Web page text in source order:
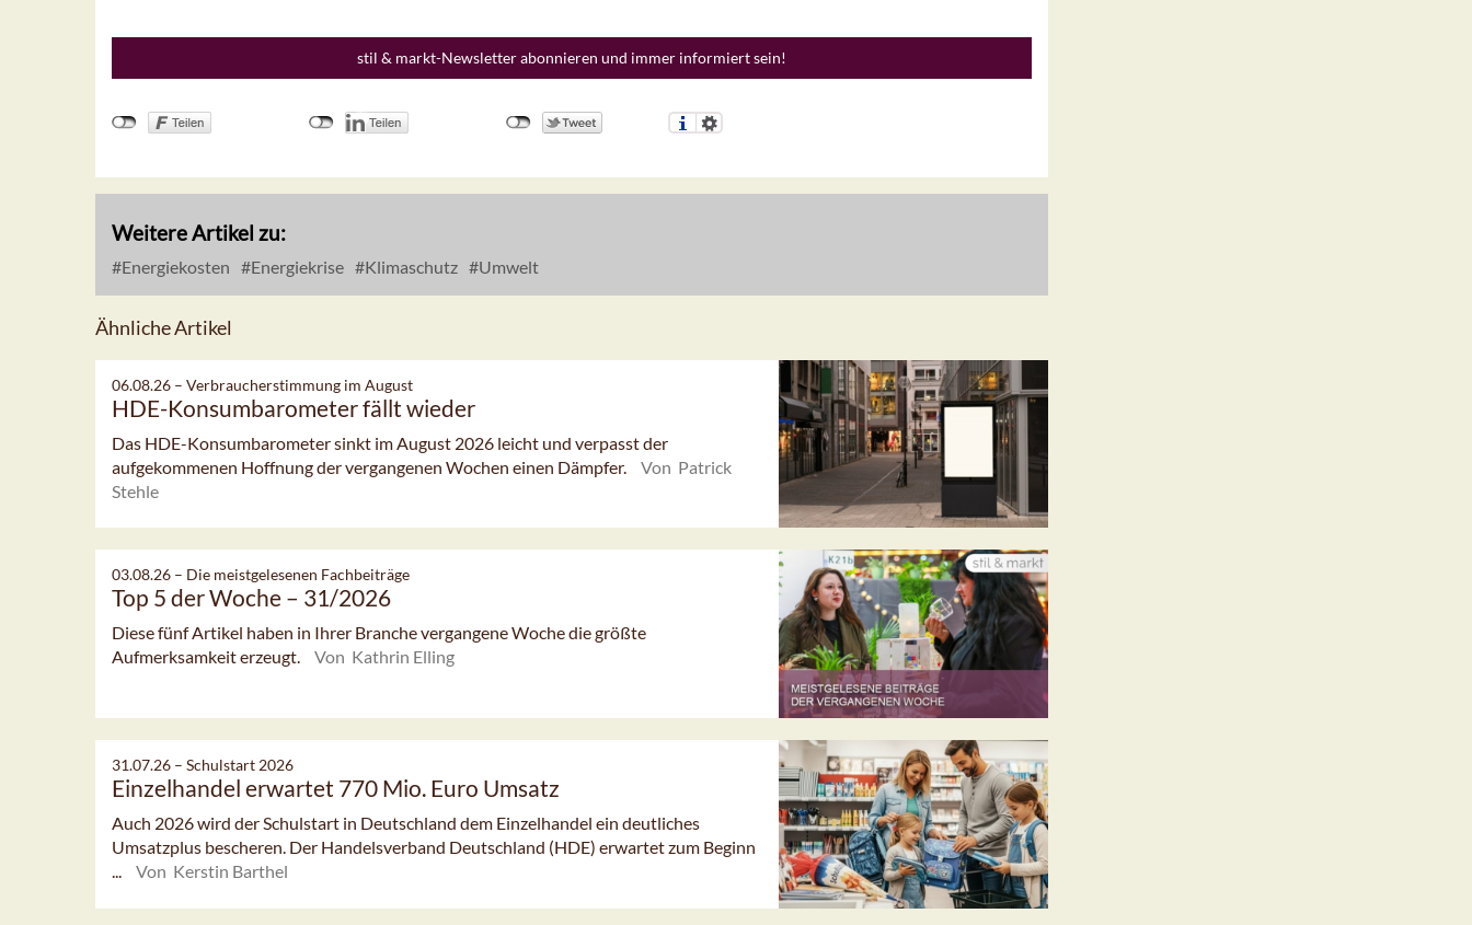
stil & markt-Newsletter abonnieren und immer informiert sein!
Weitere Artikel zu:
Energiekosten Energiekrise Klimaschutz Umwelt
Ähnliche Artikel
06.08.26 – Verbraucherstimmung im August
HDE-Konsumbarometer fällt wieder
Das HDE-Konsumbarometer sinkt im August 2026 leicht und verpasst der
aufgekommenen Hoffnung der vergangenen Wochen einen Dämpfer.
Von Patrick
Stehle
03.08.26 – Die meistgelesenen Fachbeiträge
Top 5 der Woche – 31/2026
Diese fünf Artikel haben in Ihrer Branche vergangene Woche die größte
Aufmerksamkeit erzeugt.
Von Kathrin Elling
31.07.26 – Schulstart 2026
Einzelhandel erwartet 770 Mio. Euro Umsatz
Auch 2026 wird der Schulstart in Deutschland dem Einzelhandel ein deutliches
Umsatzplus bescheren. Der Handelsverband Deutschland (HDE) erwartet zum Beginn
...
Von Kerstin Barthel